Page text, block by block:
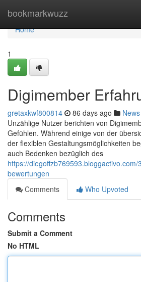
bookmarkwuzz
Home
Home
1
Digimember
gretaxkwf800814 86 days ago News
Unzählige Nutzer berichten von
Gefühlen. Während einige von der
der flexiblen Gestaltungsmöglichkeiten
auch Bedenken bezüglich des
https://
bewertungen
Comments
Who Upvoted
Comments
Submit a Comment
No HTML